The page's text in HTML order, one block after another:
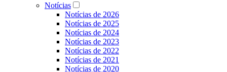
Notícias
Notícias de 2026
Notícias de 2025
Notícias de 2024
Notícias de 2023
Notícias de 2022
Notícias de 2021
Notícias de 2020